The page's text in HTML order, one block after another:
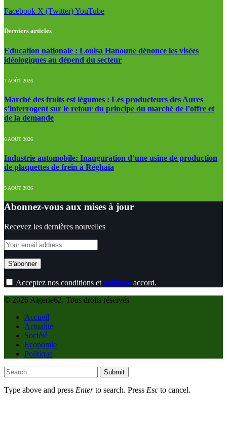
Facebook X (Twitter)YouTube
Derniers articles
Education nationale : Louisa Hanoune dénonce les visées
idéologiques au dépend du secteur
7 AOÛT 2026
Marché des fruits est légumes : Les producteurs des Aures
s’interrogent sur le retour du principe du marché de l’offre et
de la demande
6 AOÛT 2026
Industrie automobile: Inauguration d’une usine de production
de plaquettes de frein à Réghaïa
5 AOÛT 2026
Abonnez-vous aux mises à jour
Recevez les dernières nouvelles
Acceptez nos conditions et politique accord.
© 2026 Algerie62. Tous droits réservés
Accueil
Actualité
Société
Economie
Politique
Submit
Type above and press Enterto search. Press Esc to cancel.